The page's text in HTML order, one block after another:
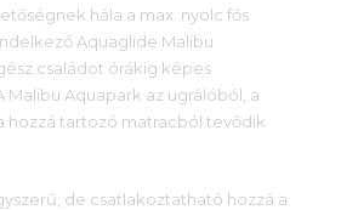
hála a max. nyolc fős
Aquaglide Malibu
családot órákig képes
Malibu Aquapark az ugrálóból, a
hozzá tartozó matracból tevődik
de csatlakoztatható hozzá a